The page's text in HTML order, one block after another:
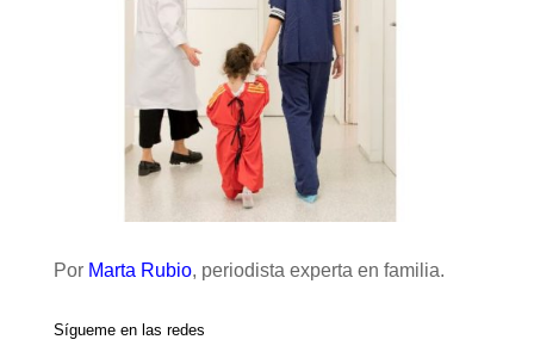
Por Marta Rubio, periodista experta en familia.
Sígueme en las redes